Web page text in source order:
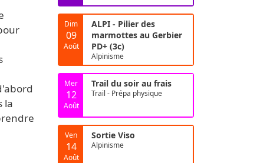
la
Dim
09
Août
ALPI - Pilier des
marmottes au Gerbier
PD+ (3c)
Alpinisme
Mer
12
Août
Trail du soir au frais
Trail - Prépa physique
Ven
14
Août
Sortie Viso
Alpinisme